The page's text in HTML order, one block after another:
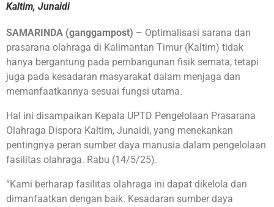
Kaltim, Junaidi
SAMARINDA (ganggampost) – Optimalisasi sarana dan
prasarana olahraga di Kalimantan Timur (Kaltim) tidak
hanya bergantung pada pembangunan fisik semata, tetapi
juga pada kesadaran masyarakat dalam menjaga dan
memanfaatkannya sesuai fungsi utama.
Hal ini disampaikan Kepala UPTD Pengelolaan Prasarana
Olahraga Dispora Kaltim, Junaidi, yang menekankan
pentingnya peran sumber daya manusia dalam pengelolaan
fasilitas olahraga. Rabu (14/5/25).
“Kami berharap fasilitas olahraga ini dapat dikelola dan
dimanfaatkan dengan baik. Kesadaran sumber daya